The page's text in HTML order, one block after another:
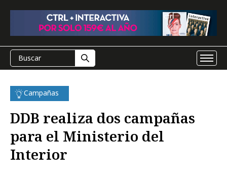
Campañas
DDB realiza dos campañas
para el Ministerio del
Interior